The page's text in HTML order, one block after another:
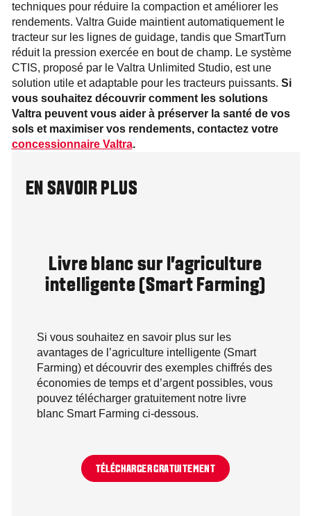
techniques pour réduire la compaction et améliorer les
rendements. Valtra Guide maintient automatiquement le
tracteur sur les lignes de guidage, tandis que SmartTurn
réduit la pression exercée en bout de champ. Le système
CTIS, proposé par le Valtra Unlimited Studio, est une
solution utile et adaptable pour les tracteurs puissants. Si
vous souhaitez découvrir comment les solutions
Valtra peuvent vous aider à préserver la santé de vos
sols et maximiser vos rendements, contactez votre
concessionnaire Valtra.
EN SAVOIR PLUS
Livre blanc sur l’agriculture
intelligente (Smart Farming)
Si vous souhaitez en savoir plus sur les
avantages de l’agriculture intelligente (Smart
Farming) et découvrir des exemples chiffrés des
économies de temps et d’argent possibles, vous
pouvez télécharger gratuitement notre livre
blanc Smart Farming ci-dessous.
TÉLÉCHARGER GRATUITEMENT